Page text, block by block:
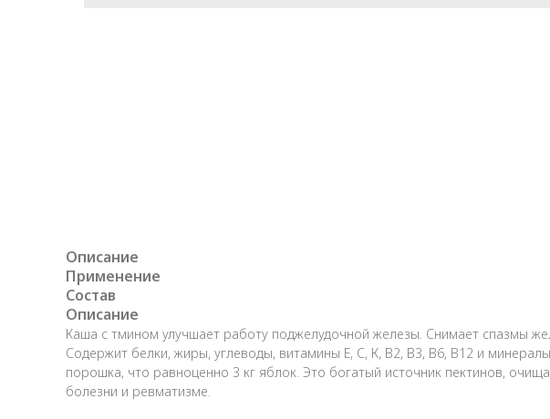
Описание
Применение
Состав
Описание
Каша с тмином улучшает работу поджелудочной железы. Снимает спазмы
Содержит белки, жиры, углеводы, витамины Е, С, К, В2, В3, В6, В12 и
порошка, что равноценно 3 кг яблок. Это богатый источник пектинов,
болезни и ревматизме.